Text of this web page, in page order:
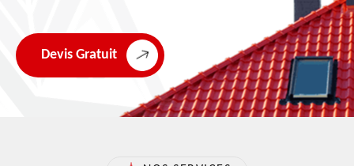
Devis Gratuit